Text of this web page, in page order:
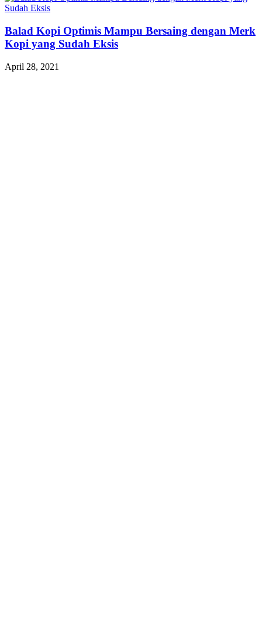
Balad Kopi Optimis Mampu Bersaing dengan Merk
Kopi yang Sudah Eksis
April 28, 2021